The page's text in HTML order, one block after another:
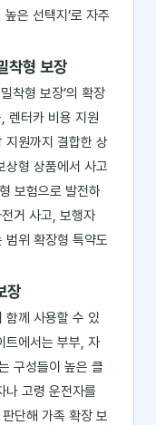
은 선택지’로 자주
착형 보장
착형 보장’의 확장
렌터카 비용 지원
지원까지 결합한 상
상형 상품에서 사고
보험으로 발전하
거 사고, 보행자
범위 확장형 특약도
장
함께 사용할 수 있
트에서는 부부, 자
구성들이 높은 클
나 고령 운전자를
단해 가족 확장 보